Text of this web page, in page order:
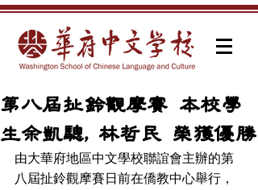
第八屆扯鈴觀摩賽 本校學
生余凱驄, 林哲民 榮獲優勝
由大華府地區中文學校聯誼會主辦的第
八屆扯鈴觀摩賽日前在僑教中心舉行，